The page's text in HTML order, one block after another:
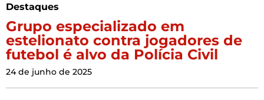
Destaques
Grupo especializado em
estelionato contra jogadores de
futebol é alvo da Polícia Civil
24 de junho de 2025